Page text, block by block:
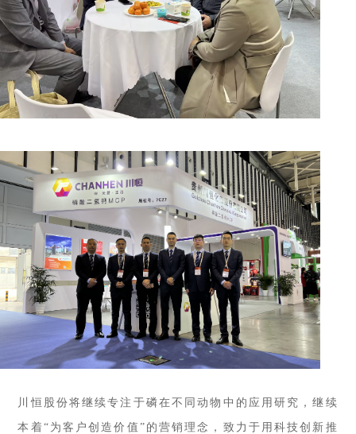
川恒股份将继续专注于磷在不同动物 中的应用研究，继续
本着 “为 客户创造价值”的营销理念，致力于用科技创新推